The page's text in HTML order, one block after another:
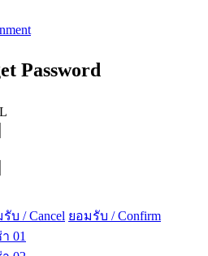
Password
บ / Cancel ยอมรับ / Confirm